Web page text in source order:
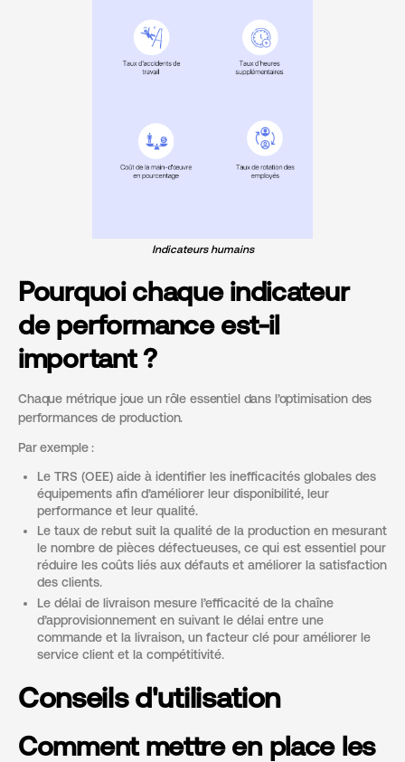
Indicateurs humains
Pourquoi chaque indicateur
de performance est-il
important ?
Chaque métrique joue un rôle essentiel dans l’optimisation des
performances de production.
Par exemple :
Le TRS (OEE) aide à identifier les inefficacités globales des
équipements afin d’améliorer leur disponibilité, leur
performance et leur qualité.
Le taux de rebut suit la qualité de la production en mesurant
le nombre de pièces défectueuses, ce qui est essentiel pour
réduire les coûts liés aux défauts et améliorer la satisfaction
des clients.
Le délai de livraison mesure l’efficacité de la chaîne
d’approvisionnement en suivant le délai entre une
commande et la livraison, un facteur clé pour améliorer le
service client et la compétitivité.
Conseils d'utilisation
Comment mettre en place les